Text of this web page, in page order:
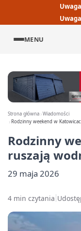
MENU
Strona główna Wiadomości
Rodzinny weekend w
Rodzinny
ruszają
29 maja 2026
4 min czytania